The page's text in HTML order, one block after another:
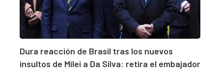
Dura reacción de Brasil tras los nuevos
insultos de Milei a Da Silva: retira el embajador